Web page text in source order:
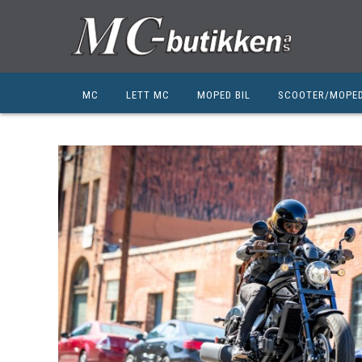
MC
SUZUKI
PEUGEOT MC
ZERO
QJ MOTOR
BSA
LETT MC
SUZUKI
QJ MOTOR
MOPED BIL SCOOTER/MOPED
PEUGEOT
NIU
ZERO